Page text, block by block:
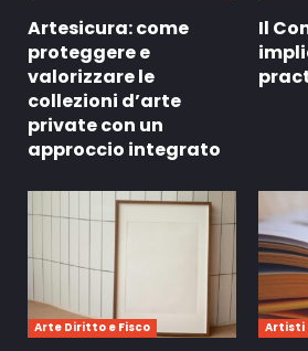
Artesicura: come
proteggere e
valorizzare le
collezioni d’arte
private con un
approccio integrato
Il
Arte Diritto e Fisco Artisti